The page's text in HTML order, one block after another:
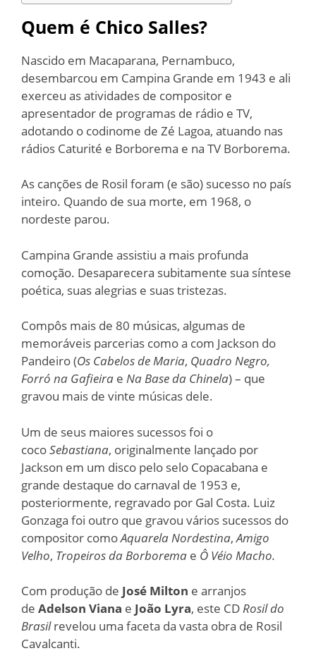
Quem é Chico Salles?
Nascido em Macaparana, Pernambuco,
desembarcou em Campina Grande em 1943 e ali
exerceu as atividades de compositor e
apresentador de programas de rádio e TV,
adotando o codinome de Zé Lagoa, atuando nas
rádios Caturité e Borborema e na TV Borborema.
As canções de Rosil foram (e são) sucesso no país
inteiro. Quando de sua morte, em 1968, o
nordeste parou.
Campina Grande assistiu a mais profunda
comoção. Desaparecera subitamente sua síntese
poética, suas alegrias e suas tristezas.
Compôs mais de 80 músicas, algumas de
memoráveis parcerias como a com Jackson do
Pandeiro (Os Cabelos de Maria, Quadro Negro,
Forró na Gafieira e Na Base da Chinela) – que
gravou mais de vinte músicas dele.
Um de seus maiores sucessos foi o
cocoSebastiana, originalmente lançado por
Jackson em um disco pelo selo Copacabana e
grande destaque do carnaval de 1953 e,
posteriormente, regravado por Gal Costa. Luiz
Gonzaga foi outro que gravou vários sucessos do
compositor comoAquarela Nordestina,Amigo
Velho, Tropeiros da Borborema e Ô Véio Macho.
Com produção de José Milton e arranjos
de Adelson Viana e João Lyra, este CDRosil do
Brasilrevelou uma faceta da vasta obra de Rosil
Cavalcanti.